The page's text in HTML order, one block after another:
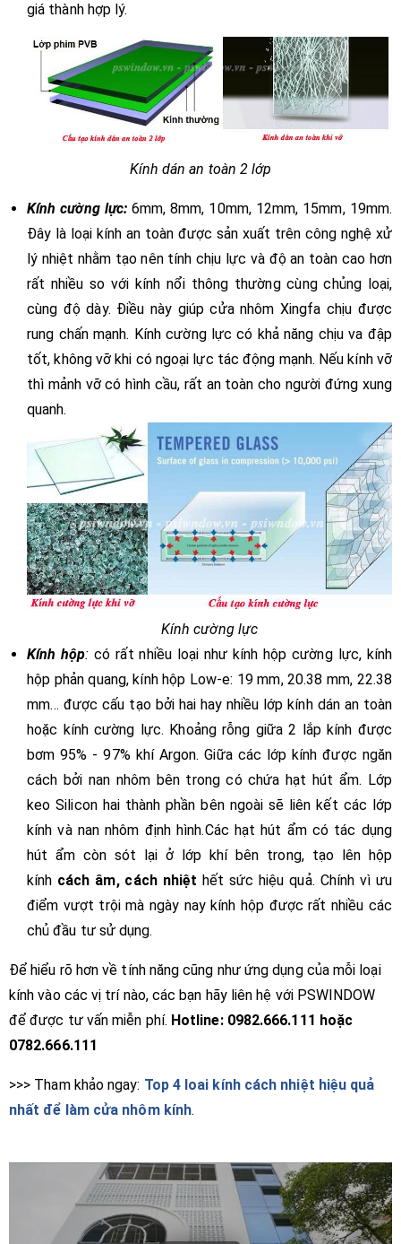
giá thành hợp lý.
Kính dán an toàn 2 lớp
Kính cường lực:6mm, 8mm, 10mm, 12mm, 15mm, 19mm.
Đây là loại kính an toàn được sản xuất trên công nghệ xử
lý nhiệt nhằm tạo nên tính chịu lực và độ an toàn cao hơn
rất nhiều so với kính nổi thông thường cùng chủng loại,
cùng độ dày. Điều này giúp cửa nhôm Xingfa chịu được
rung chấn mạnh. Kính cường lực có khả năng chịu va đập
tốt, không vỡ khi có ngoại lực tác động mạnh. Nếu kính vỡ
thì mảnh vỡ có hình cầu, rất an toàn cho người đứng xung
quanh.
Kính cường lực
Kính hộp:có rất nhiều loại như kính hộp cường lực, kính
hộp phản quang, kính hộp Low-e: 19 mm, 20.38 mm, 22.38
mm… được cấu tạo bởi hai hay nhiều lớp kính dán an toàn
hoặc kính cường lực. Khoảng rỗng giữa 2 lắp kính được
bơm 95% - 97% khí Argon. Giữa các lớp kính được ngăn
cách bởi nan nhôm bên trong có chứa hạt hút ẩm. Lớp
keo Silicon hai thành phần bên ngoài sẽ liên kết các lớp
kính và nan nhôm định hình.Các hạt hút ẩm có tác dụng
hút ẩm còn sót lại ở lớp khí bên trong, tạo lên hộp
kính cách âm, cách nhiệt hết sức hiệu quả. Chính vì ưu
điểm vượt trội mà ngày nay kính hộp được rất nhiều các
chủ đầu tư sử dụng.
Để hiểu rõ hơn về tính năng cũng như ứng dụng của mỗi loại
kính vào các vị trí nào, các bạn hãy liên hệ với PSWINDOW
để được tư vấn miễn phí. Hotline: 0982.666.111 hoặc
0782.666.111
>>> Tham khảo ngay: Top 4 loai kính cách nhiệt hiệu quả
nhất để làm cửa nhôm kính.